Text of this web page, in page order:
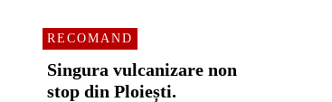
RECOMAND
Singura vulcanizare non
stop din Ploiești.